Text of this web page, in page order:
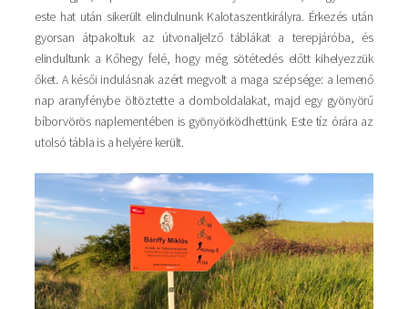
este hat után sikerült elindulnunk Kalotaszentkirályra. Érkezés után
gyorsan átpakoltuk az útvonaljelző táblákat a terepjáróba, és
elindultunk a Kőhegy felé, hogy még sötétedés előtt kihelyezzük
őket. A késői indulásnak azért megvolt a maga szépsége: a lemenő
nap aranyfénybe öltöztette a domboldalakat, majd egy gyönyörű
bíborvörös naplementében is gyönyörködhettünk. Este tíz órára az
utolsó tábla is a helyére került.
Kép